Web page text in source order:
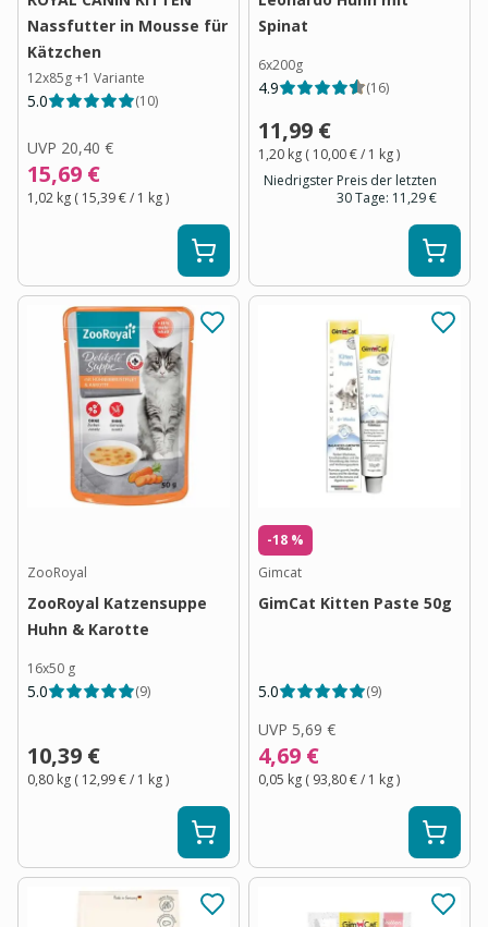
Nassfutter in Mousse für
Kätzchen
12x85g+1 Variante
5.0 (10)
UVP 20,40 €
15,69 €
1,02 kg ( 15,39 €/ 1 kg)
Spinat
6x200g
4.9 (16)
11,99 €
1,20 kg ( 10,00 €/ 1 kg)
Niedrigster Preis der letzten
30 Tage: 11,29 €
ZooRoyal
ZooRoyal Katzensuppe
Huhn & Karotte
16x50 g
5.0 (9)
10,39 €
0,80 kg ( 12,99 €/ 1 kg)
-18 %
Gimcat
GimCat Kitten Paste 50g
5.0 (9)
UVP 5,69 €
4,69 €
0,05 kg ( 93,80 €/ 1 kg)